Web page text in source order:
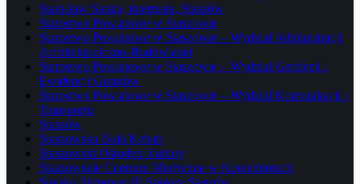
Stanisław Siatka, internista, Staszów
Starostwo Powiatowe w Staszowie
Starostwo Powiatowe w Staszowie – Wydział Administracji
Architektoniczno-Budowlanej
Starostwo Powiatowe w Staszowie – Wydział Geodezji i
Ewidencji Gruntów
Starostwo Powiatowe w Staszowie – Wydział Komunikacji i
Transportu
Staszów
Staszowska Buła Kebab
Staszowski Ośrodek Kultury
Staszowskie Centrum Medyczne w Koniemłotach